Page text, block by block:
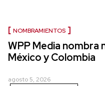
NOMBRAMIENTOS
WPP Media nombra
México y Colombia
agosto 5, 2026